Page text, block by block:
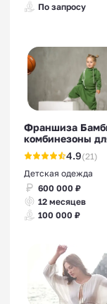
По запросу
Франшиза
комбинезоны
4.9(21)
Детская одежда
600 000 ₽
12 месяцев
100 000 ₽